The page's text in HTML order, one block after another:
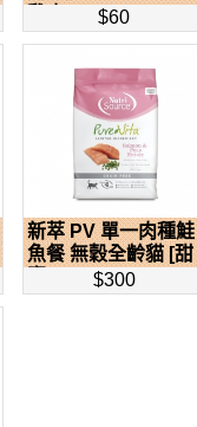
$60
新萃 PV 單一肉種鮭
魚餐 無穀全齡貓 [甜
$300